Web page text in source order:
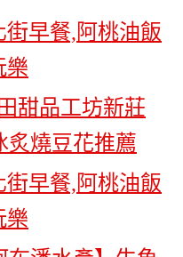
甜品工坊新莊
炙燒豆花推薦